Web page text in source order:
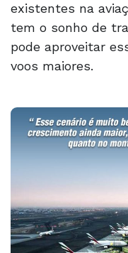
existentes na
tem o sonho de
pode aproveitar
voos maiores.